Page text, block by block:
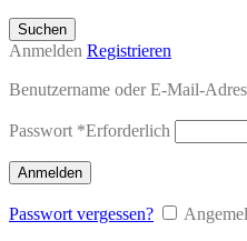
Suchen
Anmelden Registrieren
Benutzername oder E-Mail-
Passwort *Erforderlich
Anmelden
Passwort vergessen?